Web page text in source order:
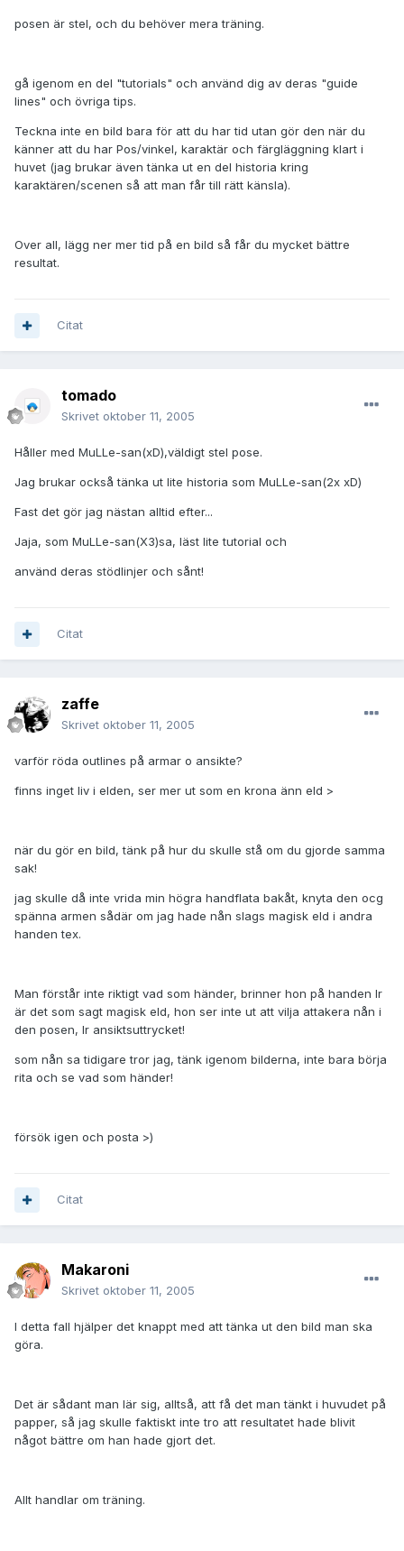
posen är stel, och du behöver mera träning.
gå igenom en del "tutorials" och använd dig av deras "guide
lines" och övriga tips.
Teckna inte en bild bara för att du har tid utan gör den när du
känner att du har Pos/vinkel, karaktär och färgläggning klart i
huvet (jag brukar även tänka ut en del historia kring
karaktären/scenen så att man får till rätt känsla).
Over all, lägg ner mer tid på en bild så får du mycket bättre
resultat.
Citat
tomado
Skrivet oktober 11, 2005
Håller med MuLLe-san(xD),väldigt stel pose.
Jag brukar också tänka ut lite historia som MuLLe-san(2x xD)
Fast det gör jag nästan alltid efter...
Jaja, som MuLLe-san(X3)sa, läst lite tutorial och
använd deras stödlinjer och sånt!
Citat
zaffe
Skrivet oktober 11, 2005
varför röda outlines på armar o ansikte?
finns inget liv i elden, ser mer ut som en krona änn eld >
när du gör en bild, tänk på hur du skulle stå om du gjorde samma
sak!
jag skulle då inte vrida min högra handflata bakåt, knyta den ocg
spänna armen sådär om jag hade nån slags magisk eld i andra
handen tex.
Man förstår inte riktigt vad som händer, brinner hon på handen lr
är det som sagt magisk eld, hon ser inte ut att vilja attakera nån i
den posen, lr ansiktsuttrycket!
som nån sa tidigare tror jag, tänk igenom bilderna, inte bara börja
rita och se vad som händer!
försök igen och posta >)
Citat
Makaroni
Skrivet oktober 11, 2005
I detta fall hjälper det knappt med att tänka ut den bild man ska
göra.
Det är sådant man lär sig, alltså, att få det man tänkt i huvudet på
papper, så jag skulle faktiskt inte tro att resultatet hade blivit
något bättre om han hade gjort det.
Allt handlar om träning.